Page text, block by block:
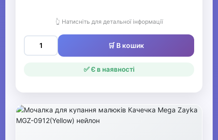
👆 Натисніть для детальної інформації
🛒 В кошик
✅ Є в наявності